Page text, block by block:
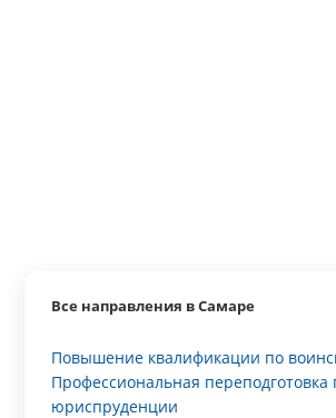
Все направления в Самаре
Повышение квалификации по
Профессиональная переподготовка
юриспруденции